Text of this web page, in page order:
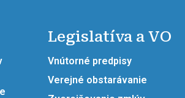
Legislatíva a VO
Vnútorné predpisy
Verejné obstarávanie